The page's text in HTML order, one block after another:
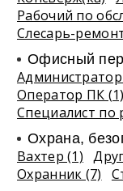
Рабочий по
Слесарь-
Офисный
Администратор
Оператор ПК (1)
Специалист по
Охрана,
Вахтер (1)
Охранник (7)